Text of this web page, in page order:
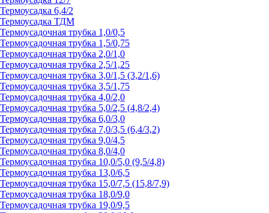
Термоусадка 6,4/2
Термоусадка ТДМ
Термоусадочная трубка 1,0/0,5
Термоусадочная трубка 1,5/0,75
Термоусадочная трубка 2,0/1,0
Термоусадочная трубка 2,5/1,25
Термоусадочная трубка 3,0/1,5 (3,2/1,6)
Термоусадочная трубка 3,5/1,75
Термоусадочная трубка 4,0/2,0
Термоусадочная трубка 5,0/2,5 (4,8/2,4)
Термоусадочная трубка 6,0/3,0
Термоусадочная трубка 7,0/3,5 (6,4/3,2)
Термоусадочная трубка 9,0/4,5
Термоусадочная трубка 8,0/4,0
Термоусадочная трубка 10,0/5,0 (9,5/4,8)
Термоусадочная трубка 13,0/6,5
Термоусадочная трубка 15,0/7,5 (15,8/7,9)
Термоусадочная трубка 18,0/9,0
Термоусадочная трубка 19,0/9,5